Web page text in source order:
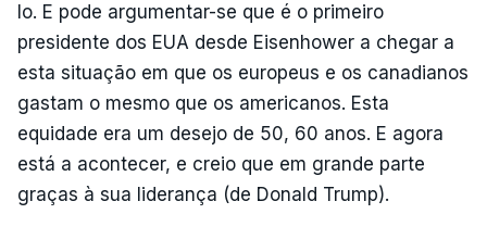
lo. E pode argumentar-se que é o primeiro
presidente dos EUA desde Eisenhower a chegar a
esta situação em que os europeus e os canadianos
gastam o mesmo que os americanos. Esta
equidade era um desejo de 50, 60 anos. E agora
está a acontecer, e creio que em grande parte
graças à sua liderança (de Donald Trump).